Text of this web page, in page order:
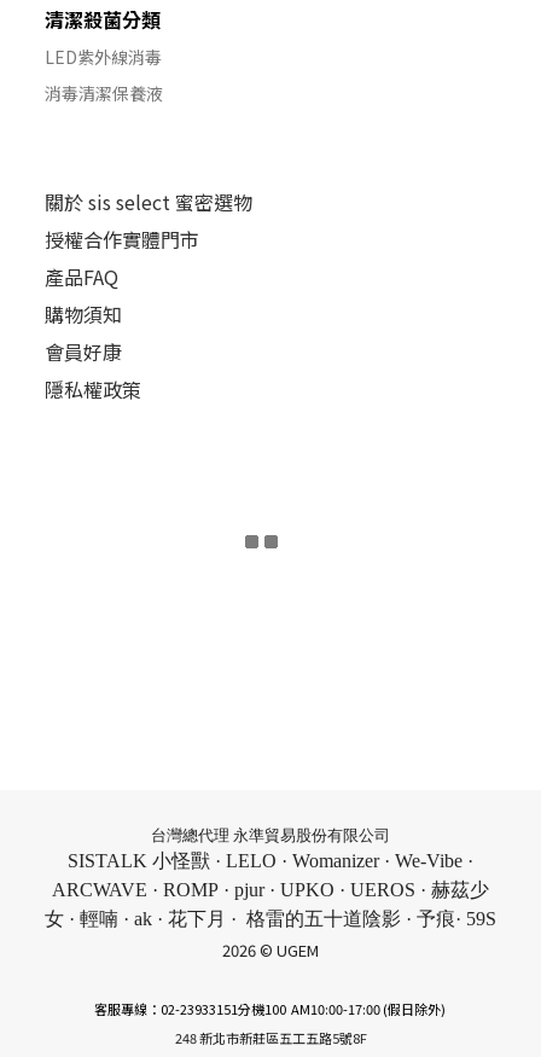
清潔殺菌分類
LED紫外線消毒
消毒清潔保養液
關於 sis select 蜜密選物
授權合作實體門市
產品FAQ
購物須知
會員好康
隱私權政策
台灣總代理 永準貿易股份有限公司
SISTALK 小怪獸 · LELO · Womanizer · We-Vibe ·
ARCWAVE · ROMP · pjur · UPKO · UEROS · 赫茲少
女 · 輕喃 · ak · 花下月 · 格雷的五十道陰影 · 予痕· 59S
2026 © UGEM
客服專線：02-23933151分機100 AM10:00-17:00 (假日除外)
248 新北市新莊區五工五路5號8F